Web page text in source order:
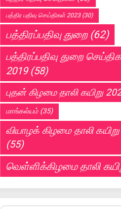
பத்திர பதிவு செய்திகள் 2023(30)
பத்திரப்பதிவு துறை(62)
பத்திரப்பதிவு துறை
2019(58)
புதன் கிழமை தாலி கயிறு
மாங்கல்யம்(35)
வியாழக் கிழமை தாலி
(55)
வெள்ளிக்கிழமை தாலி